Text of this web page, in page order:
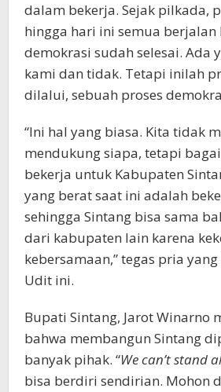
dalam bekerja. Sejak pilkada,
hingga hari ini semua berjalan
demokrasi sudah selesai. Ada
kami dan tidak. Tetapi inilah
dilalui, sebuah proses
“Ini hal yang biasa. Kita tidak
mendukung siapa, tetapi
bekerja untuk Kabupaten
yang berat saat ini adalah
sehingga Sintang bisa sama
dari kabupaten lain karena
kebersamaan,” tegas pria
Udit ini.
Bupati Sintang, Jarot Winarno
bahwa membangun Sintang
banyak pihak. “We can’t stand
bisa berdiri sendirian. Mohon